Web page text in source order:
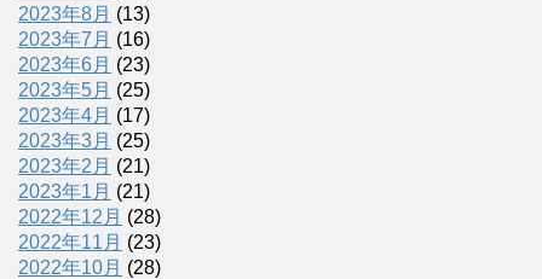
2023年8月 (13)
2023年7月 (16)
2023年6月 (23)
2023年5月 (25)
2023年4月 (17)
2023年3月 (25)
2023年2月 (21)
2023年1月 (21)
2022年12月 (28)
2022年11月 (23)
2022年10月 (28)